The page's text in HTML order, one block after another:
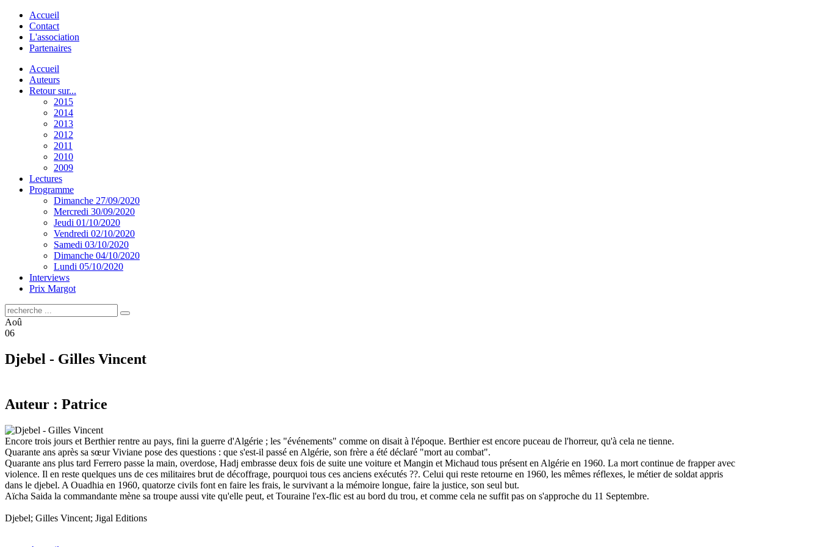
Accueil
Contact
L'association
Partenaires
Accueil
Auteurs
Retour sur...
2015
2014
2013
2012
2011
2010
2009
Lectures
Programme
Dimanche 27/09/2020
Mercredi 30/09/2020
Jeudi 01/10/2020
Vendredi 02/10/2020
Samedi 03/10/2020
Dimanche 04/10/2020
Lundi 05/10/2020
Interviews
Prix Margot
Aoû
06
Djebel - Gilles Vincent
Auteur : Patrice
Encore trois jours et Berthier rentre au pays, fini la guerre d'Algérie ; les "événements" comme on disait à l'époque. Berthier est encore puceau de l'horreur, qu'à cela ne tienne.
Quarante ans après sa sœur Viviane pose des questions : que s'est-il passé en Algérie, son frère a été déclaré "mort au combat".
Quarante ans plus tard Ferrero passe la main, overdose, Hadj embrasse deux fois de suite une voiture et Mangin et Michaud tous présent en Algérie en 1960. La mort continue de frapper avec
violence. Il en reste quelques uns de ces militaires brut de décoffrage, pourquoi tous ces anciens exécutés ??. Celui qui reste retourne en 1960, les mêmes réflexes, le métier de soldat appris
dans le djebel. A Ouadhia en 1960, quatorze civils font en faire les frais, le survivant a la mémoire longue, faire la justice, son seul but.
Aïcha Saida la commandante mène sa troupe aussi vite qu'elle peut, et Touraine l'ex-flic est au bord du trou, et comme cela ne suffit pas on s'approche du 11 Septembre.
Djebel; Gilles Vincent; Jigal Editions